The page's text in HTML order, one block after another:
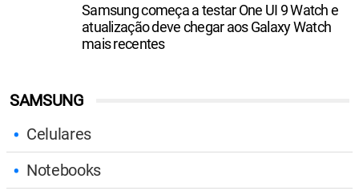
SAMSUNG
Celulares
Notebooks
Samsung começa a testar One UI 9 Watch e
atualização deve chegar aos Galaxy Watch
mais recentes